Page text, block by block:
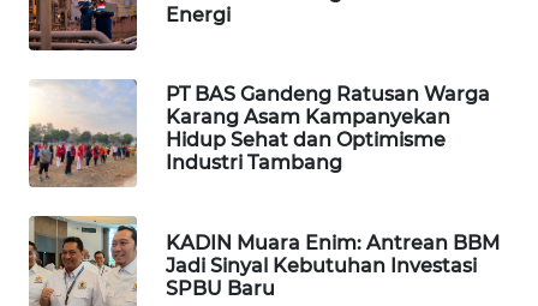
Energi
PT BAS Gandeng Ratusan Warga
Karang Asam Kampanyekan
Hidup Sehat dan Optimisme
Industri Tambang
KADIN Muara Enim: Antrean BBM
Jadi Sinyal Kebutuhan Investasi
SPBU Baru
PORTAL
FORWAMKI
FORJASIDA